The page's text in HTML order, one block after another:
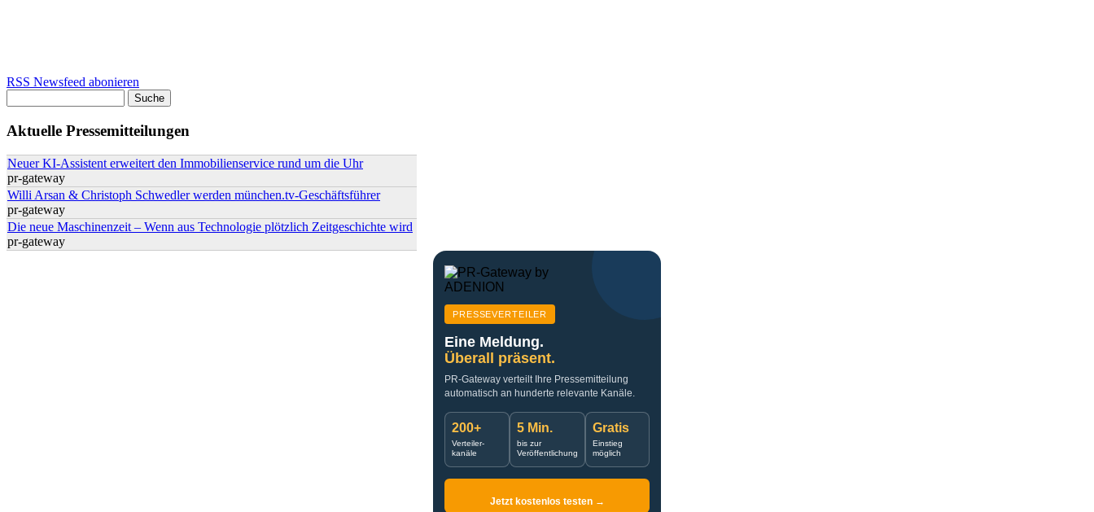
RSS Newsfeed abonieren
Aktuelle Pressemitteilungen
Neuer KI-Assistent erweitert den Immobilienservice rund um die Uhr
pr-gateway
Willi Arsan & Christoph Schwedler werden münchen.tv-Geschäftsführer
pr-gateway
Die neue Maschinenzeit – Wenn aus Technologie plötzlich Zeitgeschichte wird
pr-gateway
PRESSEVERTEILER
Eine Meldung.
Überall präsent.
PR-Gateway verteilt Ihre Pressemitteilung
automatisch an hunderte relevante Kanäle.
200+
Verteiler-
kanäle
5 Min.
bis zur
Veröffentlichung
Gratis
Einstieg
möglich
Jetzt kostenlos testen →